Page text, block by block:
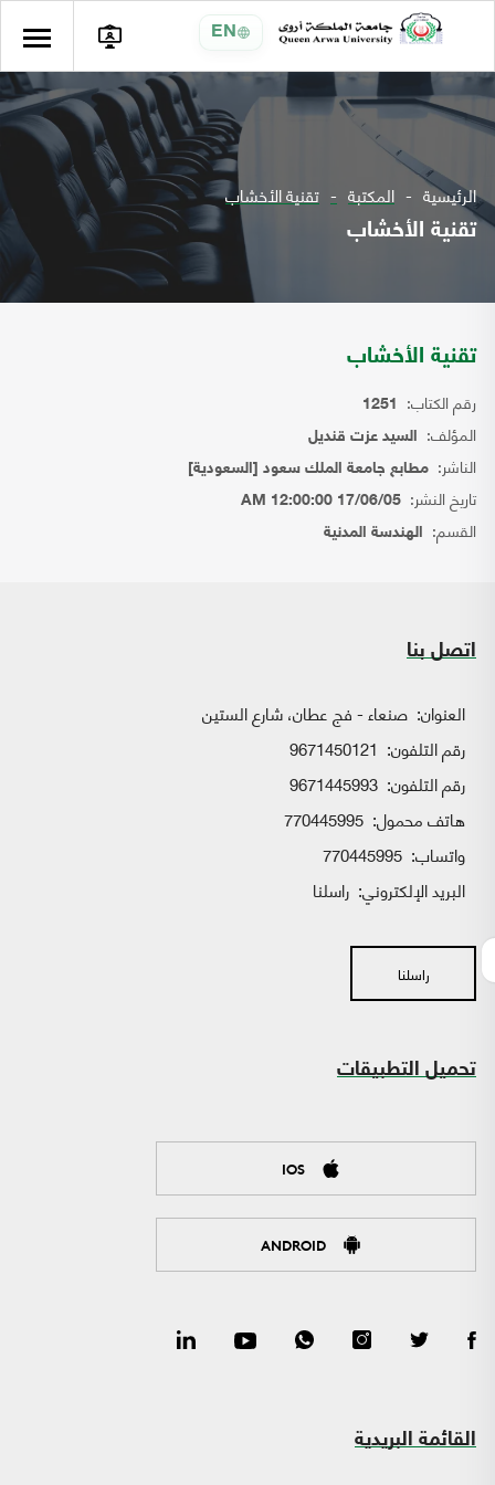
EN
الرئيسية المكتبة تقنية الأخشاب
تقنية الأخشاب
تقنية الأخشاب
رقم الكتاب: 1251
المؤلف: السيد عزت قنديل
الناشر: مطابع جامعة الملك سعود [السعودية]
تاريخ النشر: 17/06/05 12:00:00 AM
القسم: الهندسة المدنية
اتصل بنا
العنوان: صنعاء - فج عطان، شارع الستين
رقم التلفون: 9671450121
رقم التلفون: 9671445993
هاتف محمول: 770445995
واتساب:
البريد الإلكتروني: راسلنا
راسلنا
تحميل التطبيقات
IOS
ANDROID
القائمة البريدية